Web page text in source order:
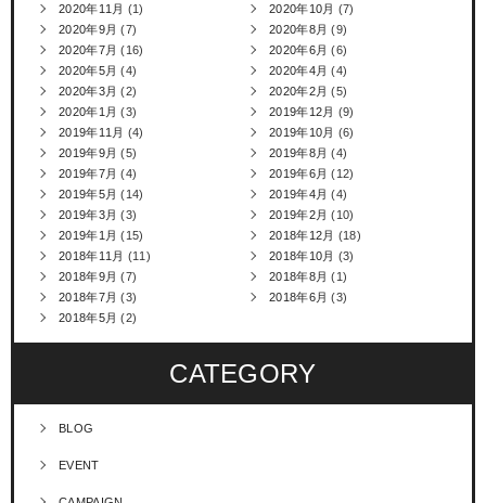
2020年11月 (1) 2020年10月 (7)
2020年9月 (7) 2020年8月 (9)
2020年7月 (16) 2020年6月 (6)
2020年5月 (4) 2020年4月 (4)
2020年3月 (2) 2020年2月 (5)
2020年1月 (3) 2019年12月 (9)
2019年11月 (4) 2019年10月 (6)
2019年9月 (5) 2019年8月 (4)
2019年7月 (4) 2019年6月 (12)
2019年5月 (14) 2019年4月 (4)
2019年3月 (3) 2019年2月 (10)
2019年1月 (15) 2018年12月 (18)
2018年11月 (11) 2018年10月 (3)
2018年9月 (7) 2018年8月 (1)
2018年7月 (3) 2018年6月 (3)
2018年5月 (2)
CATEGORY
BLOG
EVENT